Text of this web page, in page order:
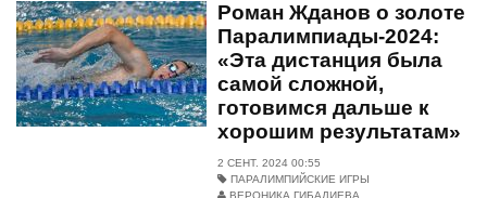
Роман Жданов о золоте
Паралимпиады‑2024:
«Эта дистанция была
самой сложной,
готовимся дальше к
хорошим результатам»
2 СЕНТ. 2024 00:55
ПАРАЛИМПИЙСКИЕ ИГРЫ
ВЕРОНИКА ГИБАДИЕВА